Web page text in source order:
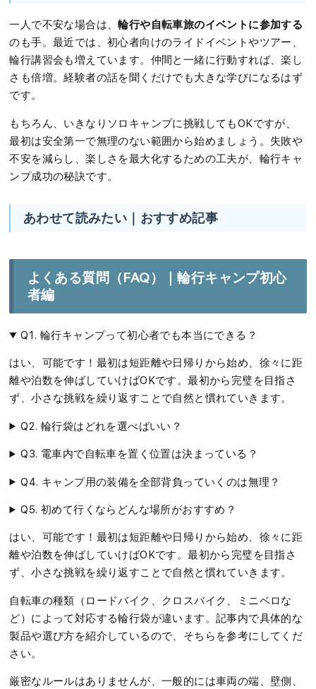
一人で不安な場合は、輪行や自転車旅のイベントに参加する
のも手。最近では、初心者向けのライドイベントやツアー、
輪行講習会も増えています。仲間と一緒に行動すれば、楽し
さも倍増。経験者の話を聞くだけでも大きな学びになるはず
です。
もちろん、いきなりソロキャンプに挑戦してもOKですが、
最初は安全第一で無理のない範囲から始めましょう。失敗や
不安を減らし、楽しさを最大化するための工夫が、輪行キャ
ンプ成功の秘訣です。
あわせて読みたい｜おすすめ記事
よくある質問（FAQ）｜輪行キャンプ初心
者編
Q1. 輪行キャンプって初心者でも本当にできる？
はい、可能です！最初は短距離や日帰りから始め、徐々に距
離や泊数を伸ばしていけばOKです。最初から完璧を目指さ
ず、小さな挑戦を繰り返すことで自然と慣れていきます。
Q2. 輪行袋はどれを選べばいい？
Q3. 電車内で自転車を置く位置は決まっている？
Q4. キャンプ用の装備を全部背負っていくのは無理？
Q5. 初めて行くならどんな場所がおすすめ？
はい、可能です！最初は短距離や日帰りから始め、徐々に距
離や泊数を伸ばしていけばOKです。最初から完璧を目指さ
ず、小さな挑戦を繰り返すことで自然と慣れていきます。
自転車の種類（ロードバイク、クロスバイク、ミニベロな
ど）によって対応する輪行袋が違います。記事内で具体的な
製品や選び方を紹介しているので、そちらを参考にしてくだ
さい。
厳密なルールはありませんが、一般的には車両の端、壁側、